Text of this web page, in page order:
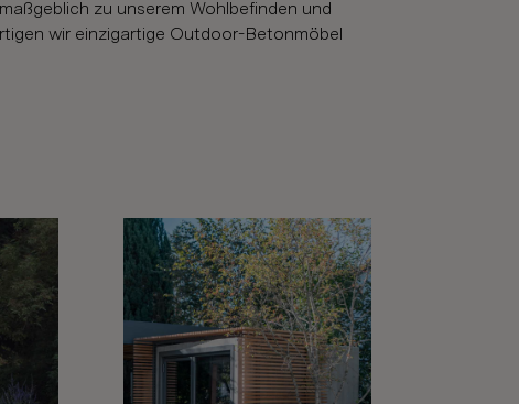
zu unserem Wohlbefinden und
wir einzigartige Outdoor-Betonmöbel